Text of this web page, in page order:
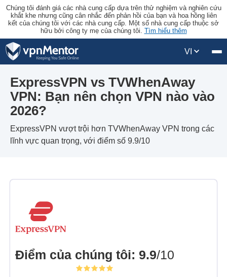
Chúng tôi đánh giá các nhà cung cấp dựa trên thử nghiệm và nghiên cứu
khắt khe nhưng cũng cân nhắc đến phản hồi của bạn và hoa hồng liên
kết của chúng tôi với các nhà cung cấp. Một số nhà cung cấp thuộc sở
hữu bởi công ty mẹ của chúng tôi. Tìm hiểu thêm
VI
ExpressVPN vs TVWhenAway
VPN: Bạn nên chọn VPN nào vào
2026?
ExpressVPN vượt trội hơn TVWhenAway VPN trong các
lĩnh vực quan trọng, với điểm số 9.9/10
Điểm của chúng tôi: 9.9/10